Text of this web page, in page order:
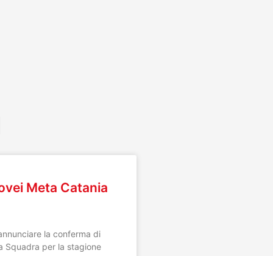
Meta Catania
la conferma di
Squadra per la stagione